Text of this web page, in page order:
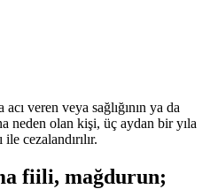
veren veya sağlığının ya da
neden olan kişi, üç aydan bir yıla
cezalandırılır.
fiili, mağdurun;